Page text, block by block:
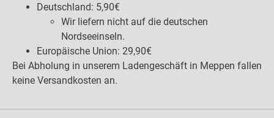
Deutschland: 5,90€
Wir liefern nicht auf die deutschen
Nordseeinseln.
Europäische Union: 29,90€
Bei Abholung in unserem Ladengeschäft in Meppen fallen
keine Versandkosten an.